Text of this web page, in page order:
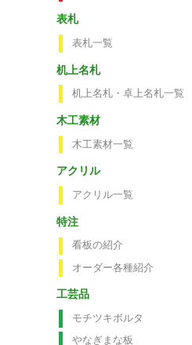
表札
表札一覧
机上名札
机上名札・卓上名札一覧
木工素材
木工素材一覧
アクリル
アクリル一覧
特注
看板の紹介
オーダー各種紹介
工芸品
モチツキボルタ
やなぎまな板